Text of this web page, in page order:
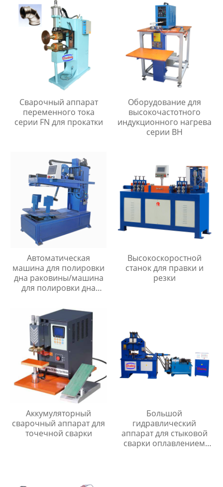
Сварочный аппарат
переменного тока
серии FN для прокатки
Оборудование для
высокочастотного
индукционного нагрева
серии BH
Автоматическая
машина для полировки
дна раковины/машина
для полировки дна
Высокоскоростной
станок для правки и
резки
Аккумуляторный
сварочный аппарат для
точечной сварки
Большой
гидравлический
аппарат для стыковой
сварки оплавлением